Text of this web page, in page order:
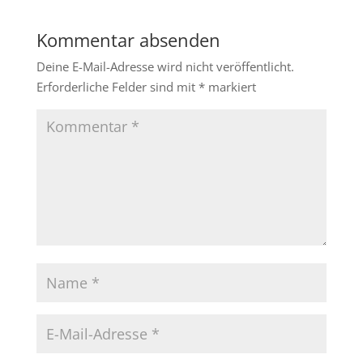
Kommentar absenden
Deine E-Mail-Adresse wird nicht veröffentlicht.
Erforderliche Felder sind mit *markiert